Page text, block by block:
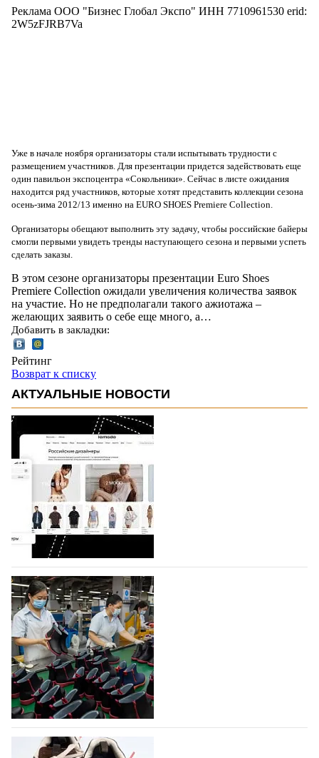
Реклама ООО "Бизнес Глобал Экспо" ИНН 7710961530 erid:
2W5zFJRB7Va
Уже в начале ноября организаторы стали испытывать трудности с
размещением участников. Для презентации придется задействовать еще
один павильон экспоцентра «Сокольники». Сейчас в листе ожидания
находится ряд участников, которые хотят представить коллекции сезона
осень-зима 2012/13 именно на EURO SHOES Premiere Collection.
Организаторы обещают выполнить эту задачу, чтобы российские байеры
смогли первыми увидеть тренды наступающего сезона и первыми успеть
сделать заказы.
В этом сезоне организаторы презентации Euro Shoes
Premiere Collection ожидали увеличения количества заявок
на участие. Но не предполагали такого ажиотажа –
желающих заявить о себе еще много, а…
Добавить в закладки:
Рейтинг
Возврат к списку
АКТУАЛЬНЫЕ НОВОСТИ
На платформе Lamoda - новый раздел и
условия продвижения локальных
дизайнерских марок
Российский маркетплейс Lamoda решил обновить
раздел для продажи продукции локальных
дизайнерских марок одежды, обуви и аксессуаров.
Бренды также получат маркетинговую…
06.08.2026 341
Объем мирового производства обуви в